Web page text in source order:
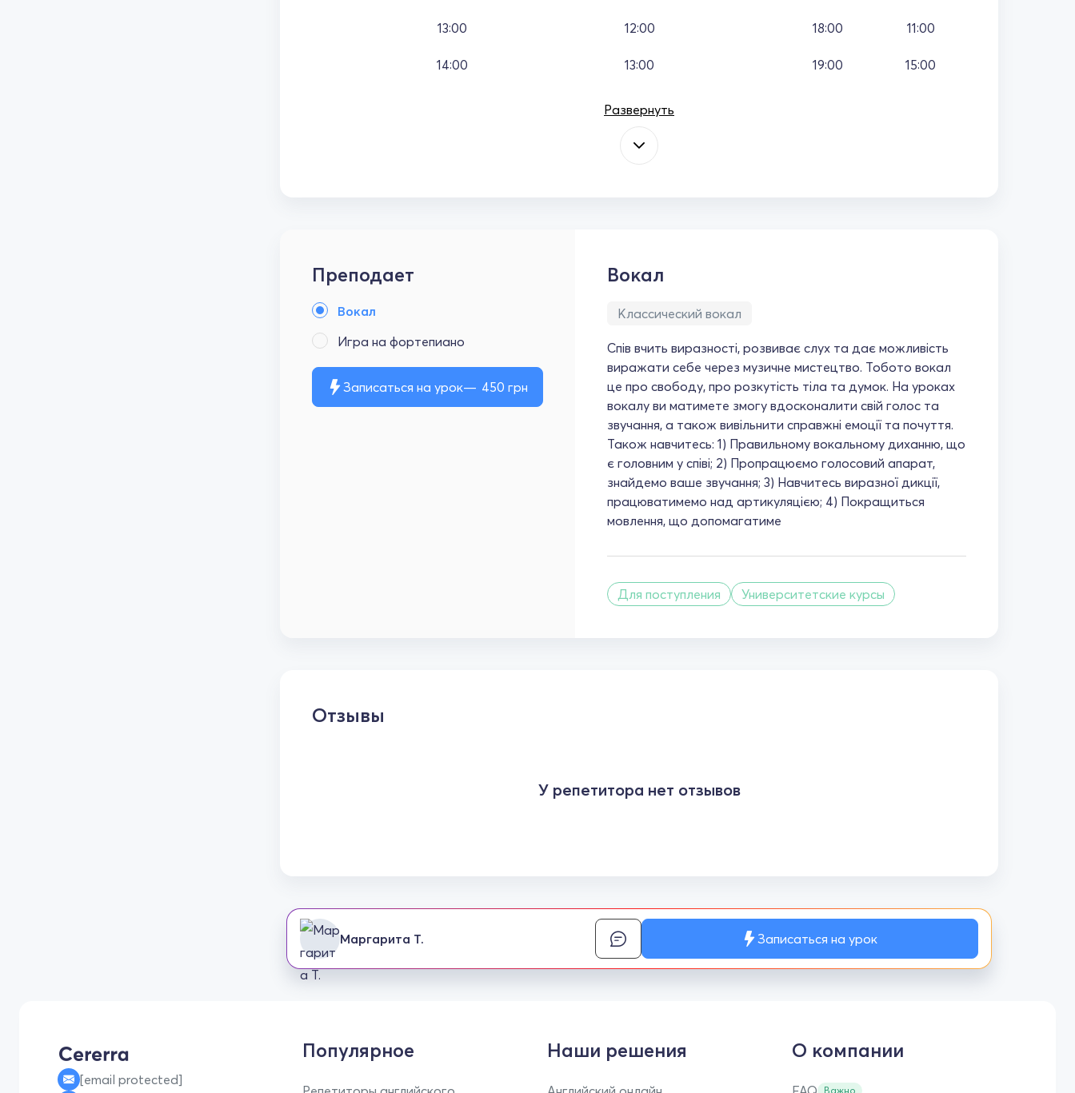
13:00
14:00
12:00
13:00
18:00
19:00
11:00
15:00
Развернуть
Преподает
Вокал
Игра на фортепиано
Записаться на урок 450 грн
Вокал
Классический вокал
Спів вчить виразності, розвиває слух та дає можливість
виражати себе через музичне мистецтво. Тобото вокал
це про свободу, про розкутість тіла та думок. На уроках
вокалу ви матимете змогу вдосконалити свій голос та
звучання, а також вивільнити справжні емоції та почуття.
Також навчитесь: 1) Правильному вокальному диханню, що
є головним у співі; 2) Пропрацюємо голосовий апарат,
знайдемо ваше звучання; 3) Навчитесь виразної дикції,
працюватимемо над артикуляцією; 4) Покращиться
мовлення, що допомагатиме
Для поступления Университетские курсы
Отзывы
У репетитора нет отзывов
Маргарита Т. Записаться на урок
[email protected]
Популярное Наши решения О компании
Важно